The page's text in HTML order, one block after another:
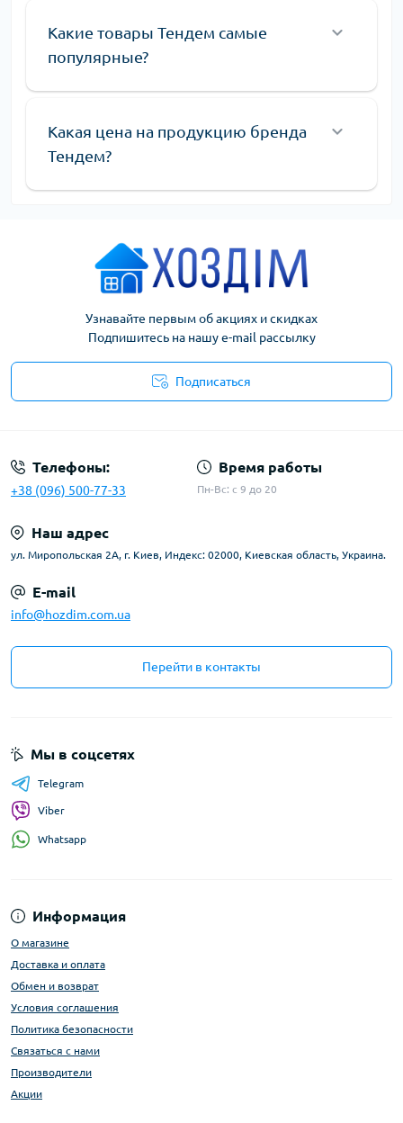
Какие товары Тендем самые
популярные?
Какая цена на продукцию бренда
Тендем?
Узнавайте первым об акциях и скидках
Подпишитесь на нашу e-mail рассылку
Подписаться
Телефоны:
+38 (096) 500-77-33
Время работы
Пн-Вс: с 9 до 20
Наш адрес
ул. Миропольская 2А, г. Киев, Индекс: 02000, Киевская область, Украина.
E-mail
info@hozdim.com.ua
Перейти в контакты
Информация
О магазине
Доставка и оплата
Обмен и возврат
Условия соглашения
Политика безопасности
Связаться с нами
Производители
Акции
Мы в соцсетях
Telegram
Viber
Whatsapp